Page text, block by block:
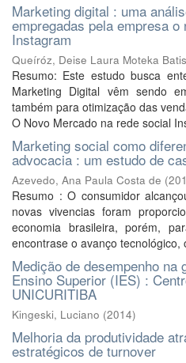
Marketing digital : uma
empregadas pela empresa o
Instagram
Queíróz, Deise Laura Moteka
Resumo: Este estudo busca
Marketing Digital vêm sendo
também para otimização das
O Novo Mercado na rede social
Marketing social como
advocacia : um estudo de
Azevedo, Ana Paula Costa de (
Resumo : O consumidor
novas vivencias foram
economia brasileira, porém,
encontrase o avanço tecnológico,
Medição de desempenho
Ensino Superior (IES) :
UNICURITIBA
Kingeski, Luciano (2014)
Melhoria da produtividade
estratégicos de turnover